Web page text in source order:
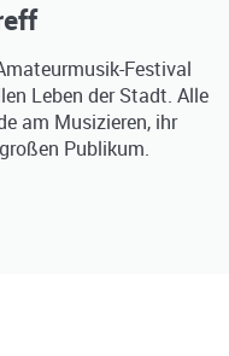
Festival
Leben der Stadt. Alle
am Musizieren, ihr
Publikum.